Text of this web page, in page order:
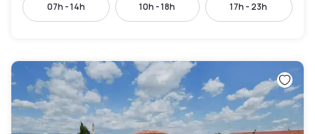
07h - 14h 10h - 18h 17h - 23h